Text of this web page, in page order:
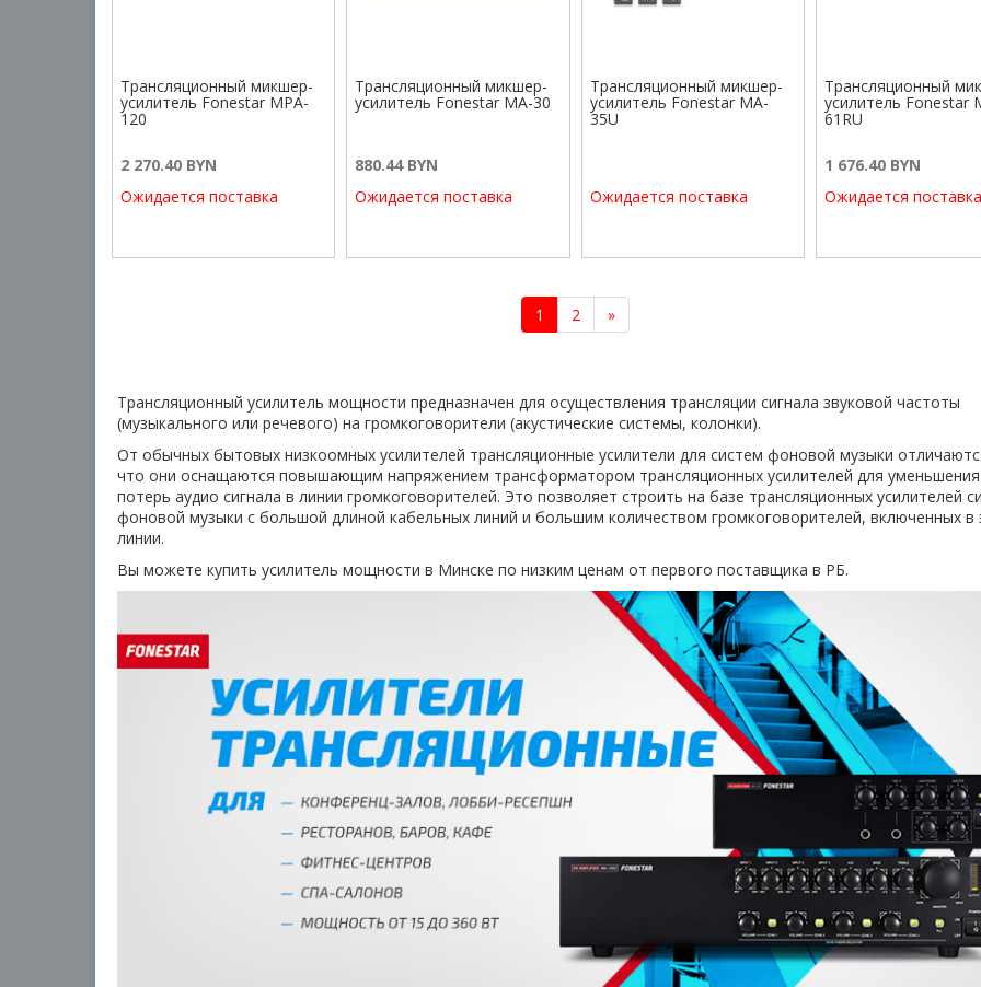
Трансляционный микшер-
усилитель Fonestar MPA-
120
2 270.40 BYN
Ожидается поставка
Трансляционный микшер-
усилитель Fonestar MA-30
880.44 BYN
Ожидается поставка
Трансляционный микшер-
усилитель Fonestar MA-
35U
Ожидается поставка
Трансляционный
усилитель Fonestar
61RU
1 676.40 BYN
Ожидается
1 2 »
Трансляционный усилитель мощности предназначен для осуществления трансляции сигнала звуковой частоты
(музыкального или речевого) на громкоговорители (акустические системы, колонки).
От обычных бытовых низкоомных усилителей трансляционные усилители для систем фоновой музыки
что они оснащаются повышающим напряжением трансформатором трансляционных усилителей для уменьшения
потерь аудио сигнала в линии громкоговорителей. Это позволяет строить на базе трансляционных усилителей
фоновой музыки с большой длиной кабельных линий и большим количеством громкоговорителей, включенных в
линии.
Вы можете купить усилитель мощности в Минске по низким ценам от первого поставщика в РБ.